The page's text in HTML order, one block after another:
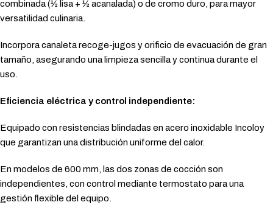
combinada (½ lisa + ½ acanalada) o de cromo duro, para mayor
versatilidad culinaria.
Incorpora canaleta recoge-jugos y orificio de evacuación de gran
tamaño, asegurando una limpieza sencilla y continua durante el
uso.
Eficiencia eléctrica y control independiente:
Equipado con resistencias blindadas en acero inoxidable Incoloy
que garantizan una distribución uniforme del calor.
En modelos de 600 mm, las dos zonas de cocción son
independientes, con control mediante termostato para una
gestión flexible del equipo.